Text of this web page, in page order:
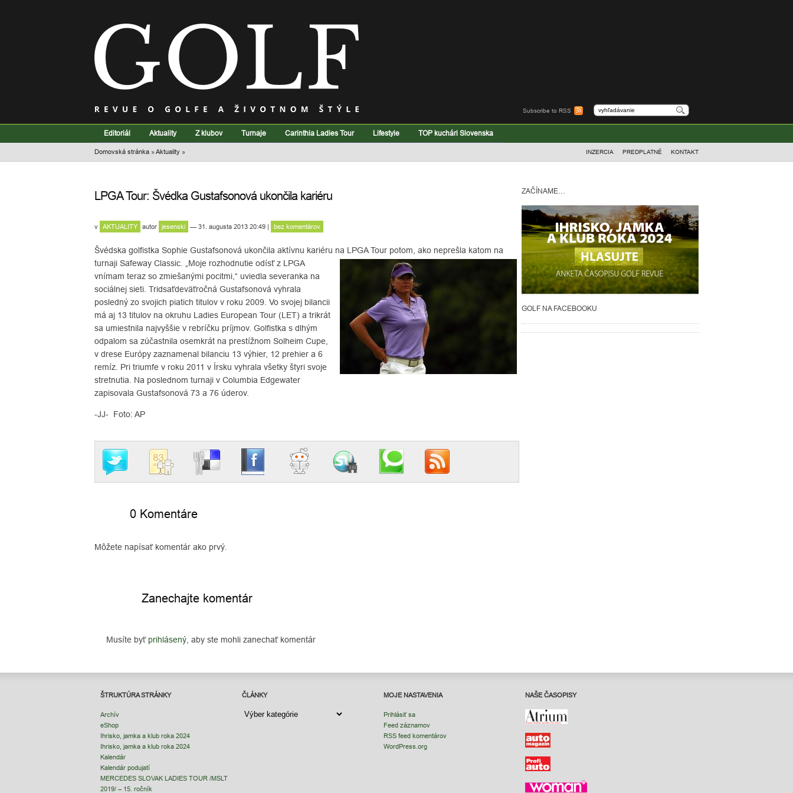
Subscribe to RSS
Editoriál Aktuality Z klubov Turnaje Carinthia Ladies Tour Lifestyle TOP kuchári Slovenska
Domovská stránka »Aktuality » INZERCIA PREDPLATNÉ KONTAKT
LPGA Tour: Švédka Gustafsonová ukončila kariéru
v AKTUALITY autor jesenski — 31. augusta 2013 20:49 | bez komentárov
Švédska golfistka Sophie Gustafsonová ukončila aktívnu kariéru na LPGA Tour potom, ako neprešla katom na
turnaji Safeway Classic. „Moje rozhodnutie odísť z LPGA
vnímam teraz so zmiešanými pocitmi,“ uviedla severanka na
sociálnej sieti. Tridsaťdeväťročná Gustafsonová vyhrala
posledný zo svojich piatich titulov v roku 2009. Vo svojej bilancii
má aj 13 titulov na okruhu Ladies European Tour (LET) a trikrát
sa umiestnila najvyššie v rebríčku príjmov. Golfistka s dlhým
odpalom sa zúčastnila osemkrát na prestížnom Solheim Cupe,
v drese Európy zaznamenal bilanciu 13 výhier, 12 prehier a 6
remíz. Pri triumfe v roku 2011 v Írsku vyhrala všetky štyri svoje
stretnutia. Na poslednom turnaji v Columbia Edgewater
zapisovala Gustafsonová 73 a 76 úderov.
-JJ- Foto: AP
0 Komentáre
Môžete napísať komentár ako prvý.
Zanechajte komentár
Musíte byť prihlásený, aby ste mohli zanechať komentár
ZAČÍNAME…
GOLF NA FACEBOOKU
ŠTRUKTÚRA STRÁNKY
Archív
eShop
Ihrisko, jamka a klub roka 2024
Ihrisko, jamka a klub roka 2024
Kalendár
Kalendár podujatí
MERCEDES SLOVAK LADIES TOUR /MSLT
2019/ – 15. ročník
ČLÁNKY
ČLÁNKY
MOJE NASTAVENIA
Prihlásiť sa
Feed záznamov
RSS feed komentárov
WordPress.org
NAŠE ČASOPISY